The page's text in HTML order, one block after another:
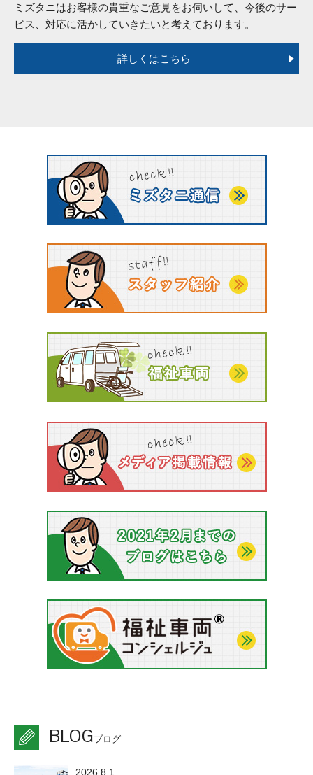
ミズタニはお客様の貴重なご意見をお伺いして、今後のサー
ビス、対応に活かしていきたいと考えております。
詳しくはこちら
BLOGブログ
2026.8.1